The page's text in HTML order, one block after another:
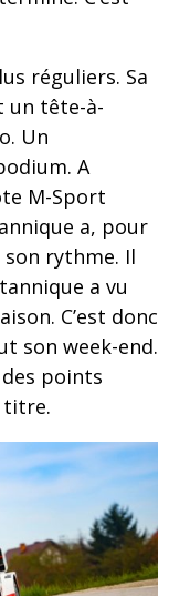
réguliers. Sa
un tête-à-
Un
A
M-Sport
a, pour
rythme. Il
a vu
C’est donc
son week-end.
points
titre.